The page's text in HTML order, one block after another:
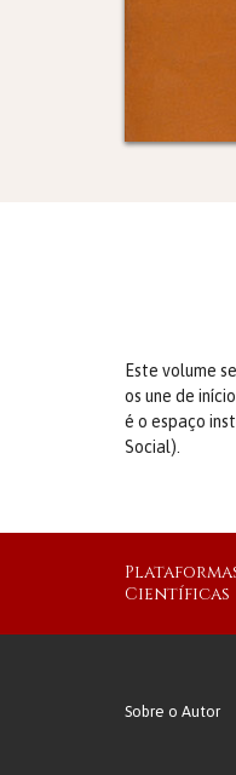
Este volume
os une de
é o espaço
Social).
Científicas
Sobre o Autor